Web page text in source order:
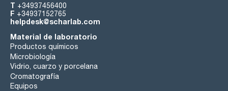
T +34937456400
F +34937152765
helpdesk@scharlab.com
Material de laboratorio
Productos químicos
Microbiología
Vidrio, cuarzo y porcelana
Cromatografía
Equipos